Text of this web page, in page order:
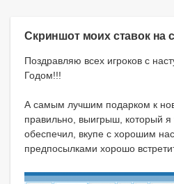
Скриншот моих ставок на
Поздравляю всех игроков с
Годом!!!
А самым лучшим подарком к
правильно, выигрыш, который я
обеспечил, вкупе с хорошим
предпосылками хорошо